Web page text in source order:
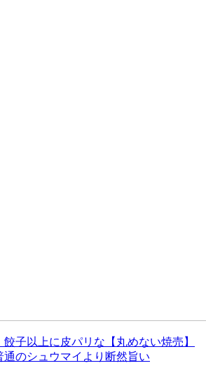
子以上に皮パリな【丸めない焼売】
通のシュウマイより断然旨い